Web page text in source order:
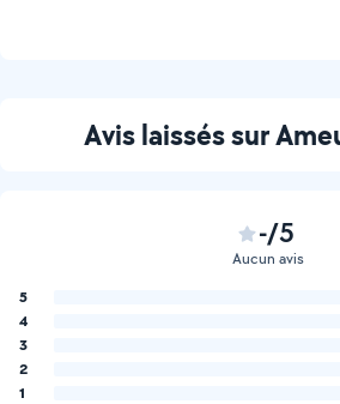
Avis laissés sur
-/5
Aucun avis
5
4
3
2
1